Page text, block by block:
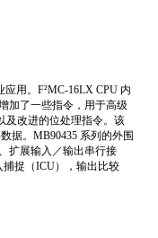
用。F²MC-16LX CPU 内
加了一些指令，用于高级
及改进的位处理指令。该
据。MB90435 系列的外围
扩展输入／输出串行接
捕捉（ICU），输出比较